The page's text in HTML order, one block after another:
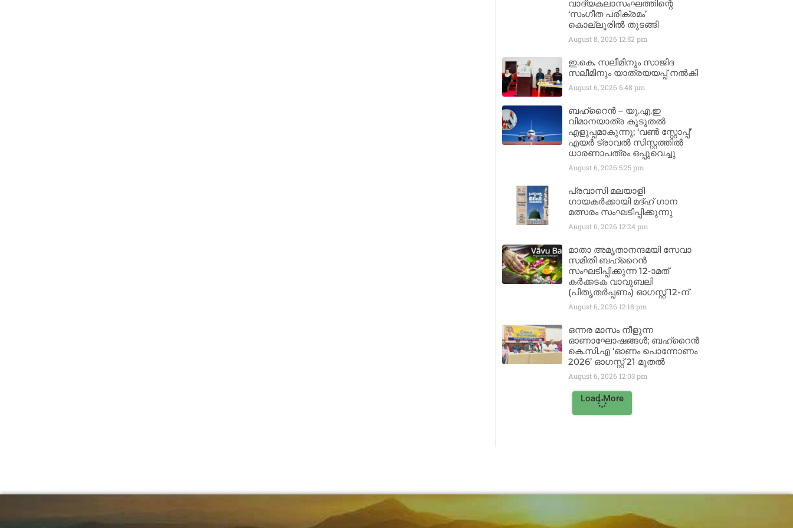
വാദ്യകലാസംഘത്തിന്റെ
‘സംഗീത പരിക്രമം’
കൊല്ലൂരിൽ തുടങ്ങി
August 8, 2026 12:52 pm
ഇ.കെ. സലീമിനും സാജിദ
സലീമിനും യാത്രയയപ്പ് നൽകി
August 6, 2026 6:48 pm
ബഹ്‌റൈൻ – യു.എ.ഇ
വിമാനയാത്ര കൂടുതൽ
എളുപ്പമാകുന്നു; ‘വൺ സ്റ്റോപ്പ്’
എയർ ട്രാവൽ സിസ്റ്റത്തിൽ
ധാരണാപത്രം ഒപ്പുവെച്ചു
August 6, 2026 5:25 pm
പ്രവാസി മലയാളി
ഗായകർക്കായി മദ്ഹ് ഗാന
മത്സരം സംഘടിപ്പിക്കുന്നു
August 6, 2026 12:24 pm
മാതാ അമൃതാനന്ദമയി സേവാ
സമിതി ബഹ്‌റൈൻ
സംഘടിപ്പിക്കുന്ന 12-ാമത്
കർക്കടക വാവുബലി
(പിതൃതർപ്പണം) ഓഗസ്റ്റ് 12-ന്
August 6, 2026 12:18 pm
ഒന്നര മാസം നീളുന്ന
ഓണാഘോഷങ്ങൾ; ബഹ്‌റൈൻ
കെ.സി.എ ‘ഓണം പൊന്നോണം
2026’ ഓഗസ്റ്റ് 21 മുതൽ
August 6, 2026 12:03 pm
Load More